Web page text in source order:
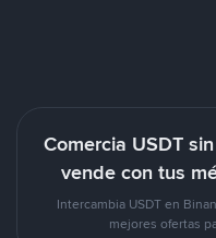
Comercia USDT
vende con tus
Intercambia USDT en
mejores ofertas